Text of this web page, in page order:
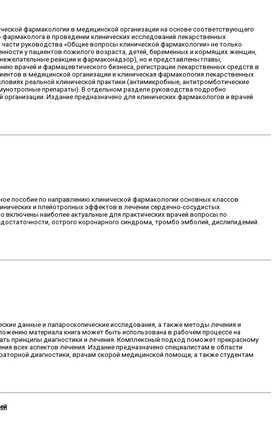
фармакологии в медицинской организации на основе соответствующего
в проведении клинических исследований лекарственных
руководства «Общие вопросы клинической фармакологии» не только
у пациентов пожилого возраста, детей, беременных и кормящих женщин,
реакции и фармаконадзор), но и представлены главы,
врачей и фармацевтического бизнеса, регистрации лекарственных средств в
в медицинской организации и клиническая фармакология лекарственных
реальной клинической практики (антимикробные, антитромботические
препараты). В отдельном разделе руководства подробно
Издание предназначено для клинических фармакологов и врачей
пособие по направлению клинической фармакологии основных классов
и плейотропных эффектов в лечении сердечно-сосудистых
включены наиболее актуальные для практических врачей вопросы по
острого коронарного синдрома, тромбо эмболий, дислипидемий.
данные и лапароскопические исследования, а также методы лечения и
материала книга может быть использована в рабочем процессе на
принципы диагностики и лечения. Комплексный подход поможет прекрасному
всех аспектов лечения. Издание предназначено специалистам в области
диагностики, врачам скорой медицинской помощи, а также студентам